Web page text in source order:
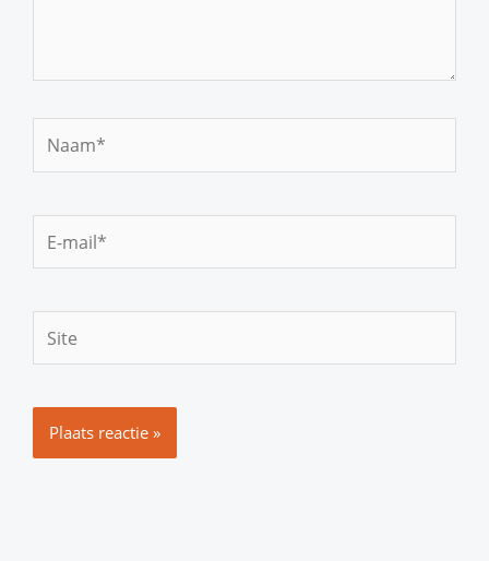
Naam*
mail*
Site